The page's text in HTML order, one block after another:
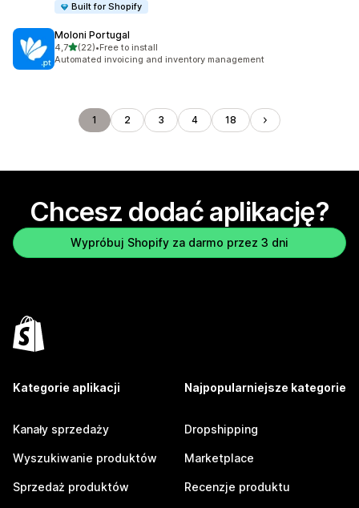
Built for Shopify
Moloni Portugal
4,7na 5 gwiazdek
(22)
Łączna liczba recenzji: 22
•Free to install
Automated invoicing and inventory management
1 2 3 4 18
Chcesz dodać aplikację?
Wypróbuj Shopify za darmo przez 3 dni
Kategorie aplikacji
Kanały sprzedaży
Wyszukiwanie produktów
Sprzedaż produktów
Najpopularniejsze kategorie
Dropshipping
Marketplace
Recenzje produktu